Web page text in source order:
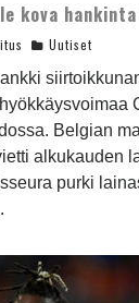
kova
Uutiset
Belgian
alkukauden
purki